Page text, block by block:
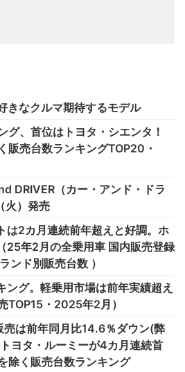
きなクルマ期待するモデル
グ、首位はトヨタ・シエンタ！
販売台数ランキングTOP20・
DRIVER（カー・アンド・ドラ
火）発売
は2カ月連続前年超えと好調。ホ
25年2月の全乗用車 国内販売登録
ンド別販売台数 ）
ング。軽乗用市場は前年実績超え
TOP15・2025年2月）
は前年同月比14.6％ダウン(弊
ヨタ・ルーミーが4カ月連続首
除く販売台数ランキング